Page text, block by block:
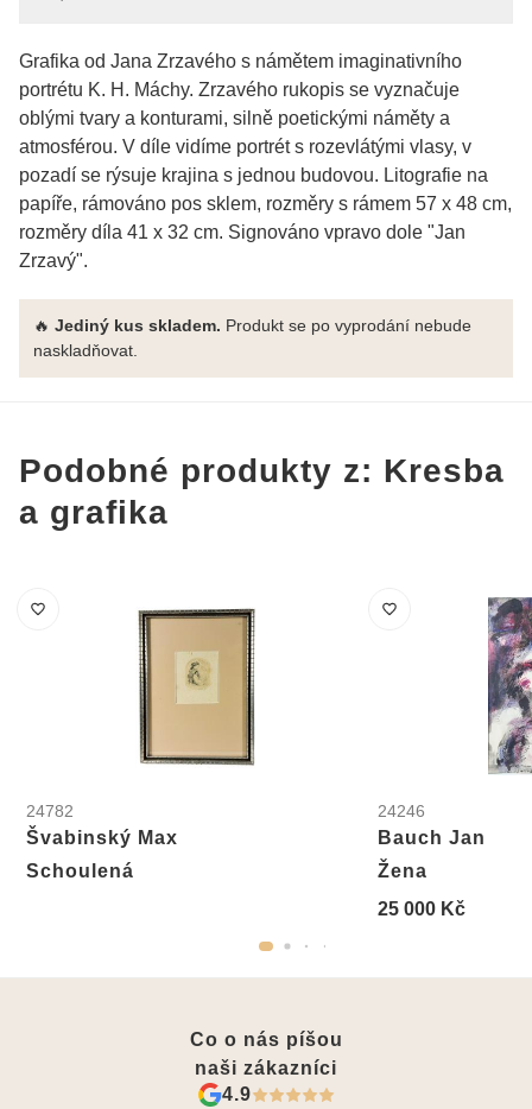
Grafika od Jana Zrzavého s námětem imaginativního
portrétu K. H. Máchy. Zrzavého rukopis se vyznačuje
oblými tvary a konturami, silně poetickými náměty a
atmosférou. V díle vidíme portrét s rozevlátými vlasy, v
pozadí se rýsuje krajina s jednou budovou. Litografie na
papíře, rámováno pos sklem, rozměry s rámem 57 x 48 cm,
rozměry díla 41 x 32 cm. Signováno vpravo dole "Jan
Zrzavý".
🔥 Jediný kus skladem. Produkt se po vyprodání nebude
naskladňovat.
Podobné produkty z: Kresba
a grafika
24782
Švabinský Max
Schoulená
24246
Bauch Jan
Žena
25 000 Kč
Co o nás píšou
naši zákazníci
4.9